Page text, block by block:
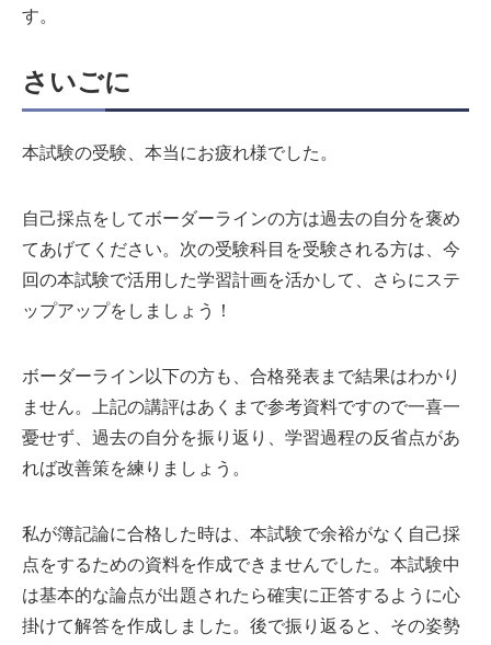
す。
さいごに
本試験の受験、本当にお疲れ様でした。
自己採点をしてボーダーラインの方は過去の自分を褒め
てあげてください。次の受験科目を受験される方は、今
回の本試験で活用した学習計画を活かして、さらにステ
ップアップをしましょう！
ボーダーライン以下の方も、合格発表まで結果はわかり
ません。上記の講評はあくまで参考資料ですので一喜一
憂せず、過去の自分を振り返り、学習過程の反省点があ
れば改善策を練りましょう。
私が簿記論に合格した時は、本試験で余裕がなく自己採
点をするための資料を作成できませんでした。本試験中
は基本的な論点が出題されたら確実に正答するように心
掛けて解答を作成しました。後で振り返ると、その姿勢